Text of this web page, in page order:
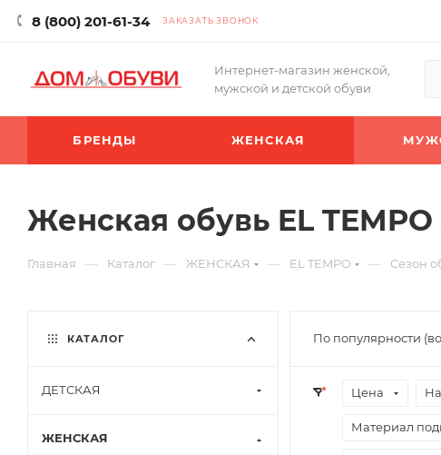
8 (800) 201-61-34 ЗАКАЗАТЬ ЗВОНОК
Интернет-магазин женской,
мужской и детской обуви
БРЕНДЫ ЖЕНСКАЯ
Женская обувь EL
Главная — Каталог — ЖЕНСКАЯ — EL TEMPO — Cезон
По популярности
Цена
Материал
КАТАЛОГ
ДЕТСКАЯ
ЖЕНСКАЯ